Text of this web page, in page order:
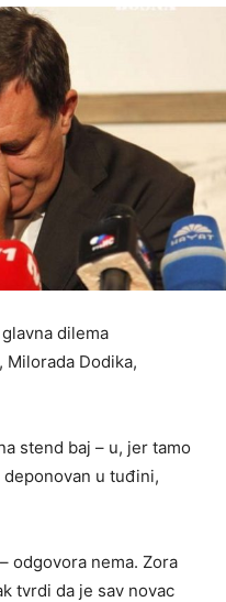
dilema
Dodika,
stend baj – u, jer tamo
u tuđini,
odgovora nema. Zora
tvrdi da je sav novac